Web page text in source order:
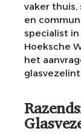
vaker thuis,
en
specialist
Hoeksche
het